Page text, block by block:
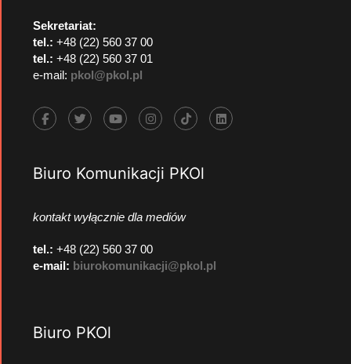
Sekretariat:
tel.: +48 (22) 560 37 00
tel.: +48 (22) 560 37 01
e-mail: pkol@pkol.pl
Biuro Komunikacji PKOl
kontakt wyłącznie dla mediów
tel.: +48 (22) 560 37 00
e-mail: biurokomunikacji@pkol.pl
Biuro PKOl